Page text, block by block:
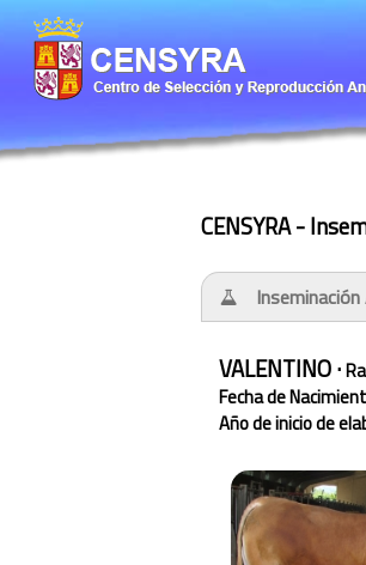
CENSYRA -
VALENTINO ·
Fecha de
Año de inicio de